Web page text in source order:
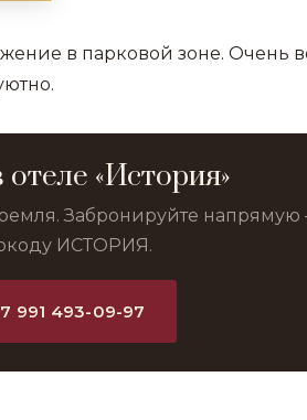
в парковой зоне. Очень
«История»
Забронируйте
ИСТОРИЯ.
991 493-09-97